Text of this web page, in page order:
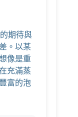
期待與
。以某
像是重
充滿蒸
富的泡